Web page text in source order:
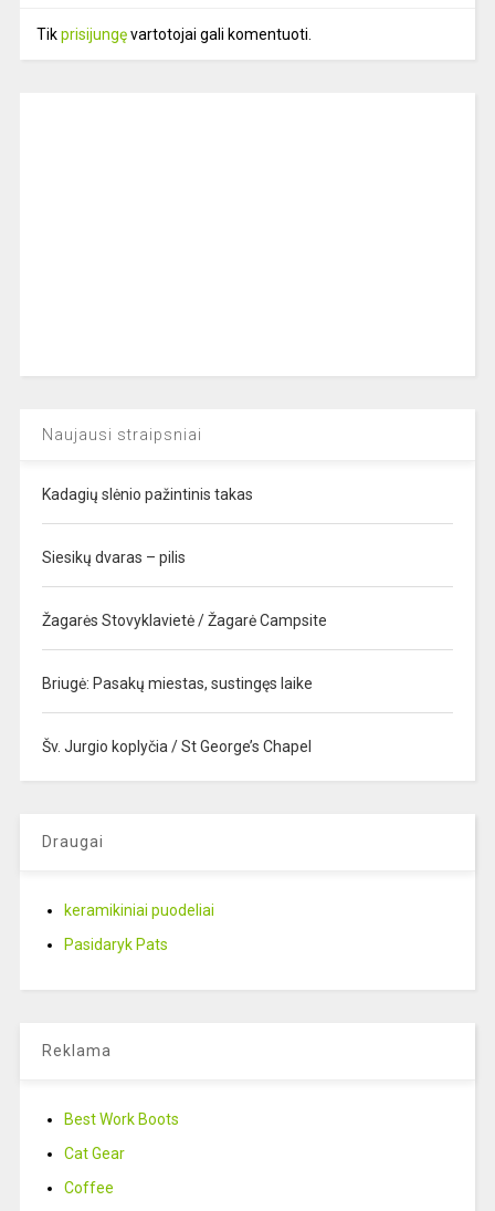
Tikprisijungęvartotojai gali komentuoti.
Naujausi straipsniai
Kadagių slėnio pažintinis takas
Siesikų dvaras – pilis
Žagarės Stovyklavietė / Žagarė Campsite
Briugė: Pasakų miestas, sustingęs laike
Šv. Jurgio koplyčia / St George’s Chapel
Draugai
keramikiniai puodeliai
Pasidaryk Pats
Reklama
Best Work Boots
Cat Gear
Coffee